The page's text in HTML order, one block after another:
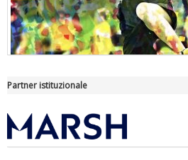
"Superare gli ostacoli": la relazione di
Partner istituzionale